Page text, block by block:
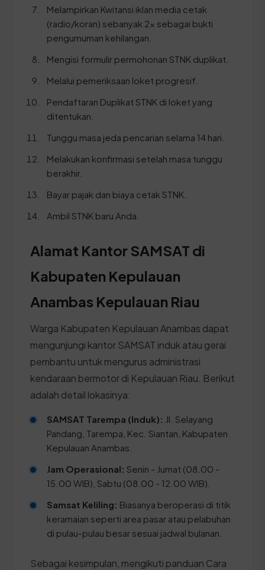
Melampirkan Kwitansi iklan media cetak
(radio/koran) sebanyak 2x sebagai bukti
pengumuman kehilangan.
Mengisi formulir permohonan STNK duplikat.
Melalui pemeriksaan loket progresif.
Pendaftaran Duplikat STNK di loket yang
ditentukan.
Tunggu masa jeda pencarian selama 14 hari.
Melakukan konfirmasi setelah masa tunggu
berakhir.
Bayar pajak dan biaya cetak STNK.
Ambil STNK baru Anda.
Alamat Kantor SAMSAT di
Kabupaten Kepulauan
Anambas Kepulauan Riau
Warga Kabupaten Kepulauan Anambas dapat
mengunjungi kantor SAMSAT induk atau gerai
pembantu untuk mengurus administrasi
kendaraan bermotor di Kepulauan Riau. Berikut
adalah detail lokasinya:
SAMSAT Tarempa (Induk): Jl. Selayang
Pandang, Tarempa, Kec. Siantan, Kabupaten
Kepulauan Anambas.
Jam Operasional: Senin - Jumat (08.00 -
15.00 WIB), Sabtu (08.00 - 12.00 WIB).
Samsat Keliling: Biasanya beroperasi di titik
keramaian seperti area pasar atau pelabuhan
di pulau-pulau besar sesuai jadwal bulanan.
Sebagai kesimpulan, mengikuti panduan Cara